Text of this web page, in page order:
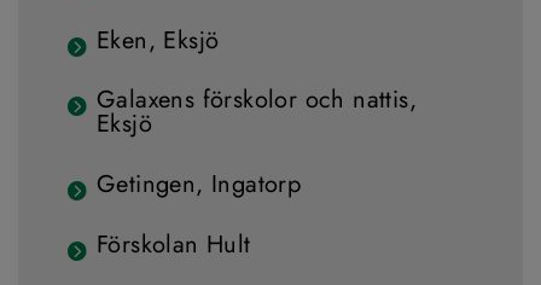
Eken, Eksjö
Galaxens förskolor och nattis,
Eksjö
Getingen, Ingatorp
Förskolan Hult